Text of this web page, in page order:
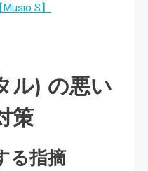
S】
ル) の悪い
策
る指摘